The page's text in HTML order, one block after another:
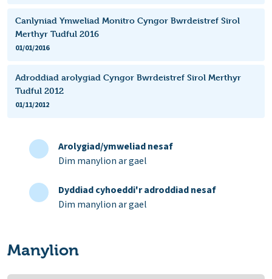
Canlyniad Ymweliad Monitro Cyngor Bwrdeistref Sirol
Merthyr Tudful 2016
01/01/2016
Adroddiad arolygiad Cyngor Bwrdeistref Sirol Merthyr
Tudful 2012
01/11/2012
Arolygiad/ymweliad nesaf
Dim manylion ar gael
Dyddiad cyhoeddi'r adroddiad nesaf
Dim manylion ar gael
Manylion